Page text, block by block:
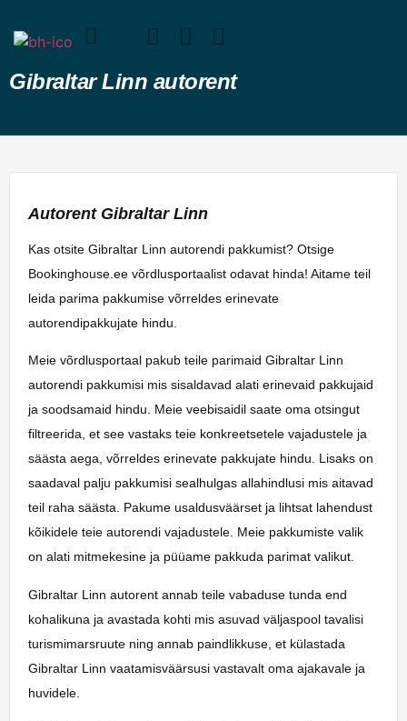
Gibraltar Linn autorent
Autorent Gibraltar Linn
Kas otsite Gibraltar Linn autorendi pakkumist? Otsige
Bookinghouse.ee võrdlusportaalist odavat hinda! Aitame teil
leida parima pakkumise võrreldes erinevate
autorendipakkujate hindu.
Meie võrdlusportaal pakub teile parimaid Gibraltar Linn
autorendi pakkumisi mis sisaldavad alati erinevaid pakkujaid
ja soodsamaid hindu. Meie veebisaidil saate oma otsingut
filtreerida, et see vastaks teie konkreetsetele vajadustele ja
säästa aega, võrreldes erinevate pakkujate hindu. Lisaks on
saadaval palju pakkumisi sealhulgas allahindlusi mis aitavad
teil raha säästa. Pakume usaldusväärset ja lihtsat lahendust
kõikidele teie autorendi vajadustele. Meie pakkumiste valik
on alati mitmekesine ja püüame pakkuda parimat valikut.
Gibraltar Linn autorent annab teile vabaduse tunda end
kohalikuna ja avastada kohti mis asuvad väljaspool tavalisi
turismimarsruute ning annab paindlikkuse, et külastada
Gibraltar Linn vaatamisväärsusi vastavalt oma ajakavale ja
huvidele.